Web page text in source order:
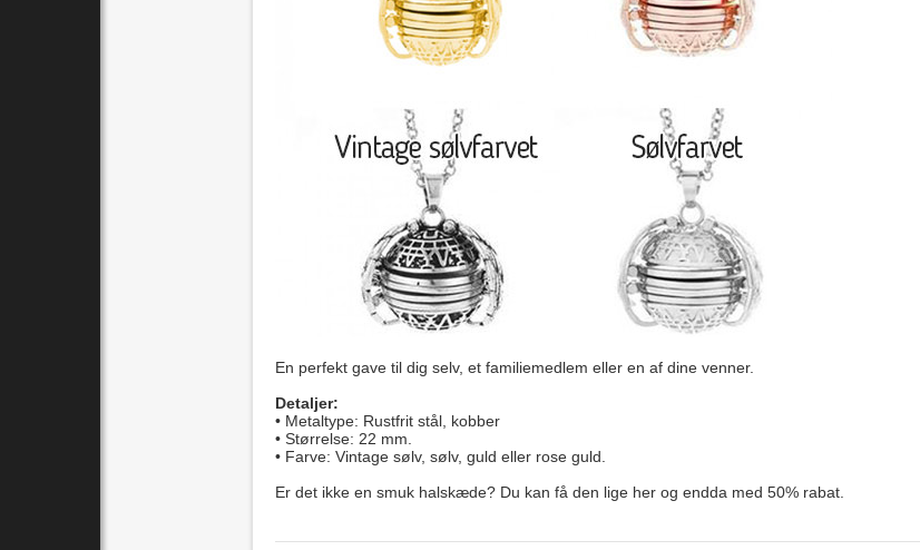
En perfekt gave til dig selv, et familiemedlem eller en af dine venner.
Detaljer:
• Metaltype: Rustfrit stål, kobber
• Størrelse: 22 mm.
• Farve: Vintage sølv, sølv, guld eller rose guld.
Er det ikke en smuk halskæde? Du kan få den lige her og endda med 50% rabat.